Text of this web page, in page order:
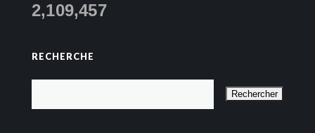
2,109,457
RECHERCHE